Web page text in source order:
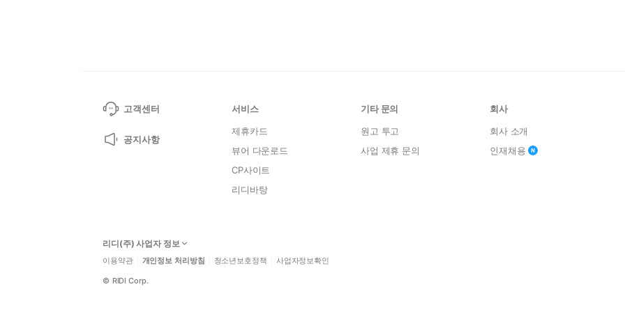
고객센터
공지사항
서비스
제휴카드
뷰어 다운로드
CP사이트
리디바탕
기타 문의
원고 투고
사업 제휴 문의
회사
회사 소개
인재채용
리디(주) 사업자 정보
이용약관 개인정보 처리방침 청소년보호정책 사업자정보확인
© RIDI Corp.